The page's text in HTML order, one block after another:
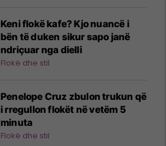
Keni flokë kafe? Kjo nuancë i
bën të duken sikur sapo janë
ndriçuar nga dielli
Flokë dhe stil
Penelope Cruz zbulon trukun që
i rregullon flokët në vetëm 5
minuta
Flokë dhe stil